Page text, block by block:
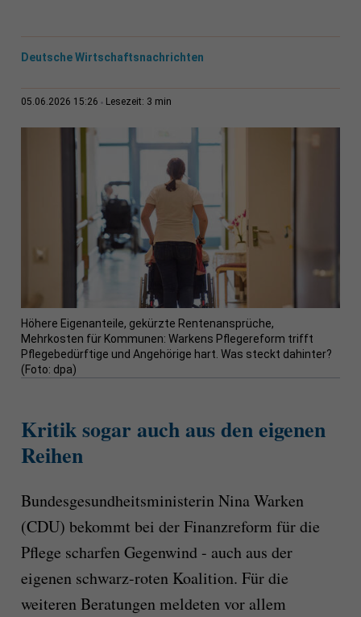
Deutsche Wirtschaftsnachrichten
05.06.2026 15:26 Lesezeit: 3 min
Höhere Eigenanteile, gekürzte Rentenansprüche,
Mehrkosten für Kommunen: Warkens Pflegereform trifft
Pflegebedürftige und Angehörige hart. Was steckt dahinter?
(Foto: dpa)
Kritik sogar auch aus den eigenen
Reihen
Bundesgesundheitsministerin Nina Warken
(CDU) bekommt bei der Finanzreform für die
Pflege scharfen Gegenwind - auch aus der
eigenen schwarz-roten Koalition. Für die
weiteren Beratungen meldeten vor allem